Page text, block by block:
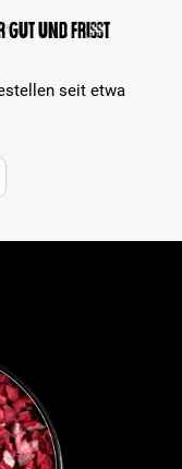
gut und frisst
seit etwa